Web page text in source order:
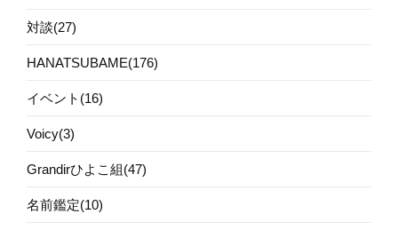
対談(27)
HANATSUBAME(176)
イベント(16)
Voicy(3)
Grandirひよこ組(47)
名前鑑定(10)